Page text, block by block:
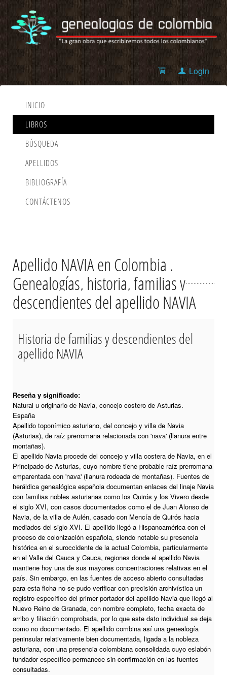
Login
INICIO
LIBROS
BÚSQUEDA
APELLIDOS
BIBLIOGRAFÍA
CONTÁCTENOS
Apellido NAVIA en Colombia .
Genealogías, historia, familias y
descendientes del apellido NAVIA
Historia de familias y descendientes del
apellido NAVIA
Reseña y significado:
Natural u originario de Navia, concejo costero de Asturias.
España
Apellido toponímico asturiano, del concejo y villa de Navia
(Asturias), de raíz prerromana relacionada con 'nava' (llanura entre
montañas).
El apellido Navia procede del concejo y villa costera de Navia, en el
Principado de Asturias, cuyo nombre tiene probable raíz prerromana
emparentada con 'nava' (llanura rodeada de montañas). Fuentes de
heráldica genealógica española documentan enlaces del linaje Navia
con familias nobles asturianas como los Quirós y los Vivero desde
el siglo XVI, con casos documentados como el de Juan Alonso de
Navia, de la villa de Aulén, casado con Mencía de Quirós hacia
mediados del siglo XVI. El apellido llegó a Hispanoamérica con el
proceso de colonización española, siendo notable su presencia
histórica en el suroccidente de la actual Colombia, particularmente
en el Valle del Cauca y Cauca, regiones donde el apellido Navia
mantiene hoy una de sus mayores concentraciones relativas en el
país. Sin embargo, en las fuentes de acceso abierto consultadas
para esta ficha no se pudo verificar con precisión archivística un
registro específico del primer portador del apellido Navia que llegó al
Nuevo Reino de Granada, con nombre completo, fecha exacta de
arribo y filiación comprobada, por lo que este dato individual se deja
como no documentado. El apellido combina así una genealogía
peninsular relativamente bien documentada, ligada a la nobleza
asturiana, con una presencia colombiana consolidada cuyo eslabón
fundador específico permanece sin confirmación en las fuentes
consultadas.